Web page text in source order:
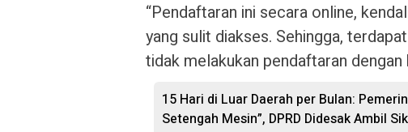
“Pendaftaran ini secara online,
yang sulit diakses. Sehingga,
tidak melakukan pendaftaran dengan
15 Hari di Luar Daerah per Bulan:
Setengah Mesin”, DPRD Didesak Ambil